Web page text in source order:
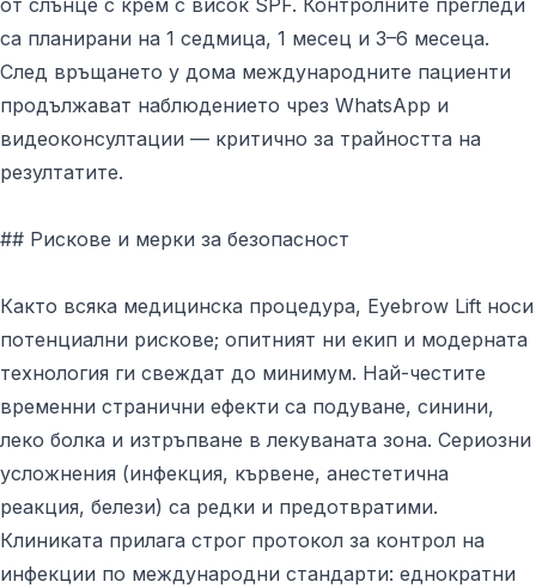
от слънце с крем с висок SPF. Контролните прегледи
са планирани на 1 седмица, 1 месец и 3–6 месеца.
След връщането у дома международните пациенти
продължават наблюдението чрез WhatsApp и
видеоконсултации — критично за трайността на
резултатите.
## Рискове и мерки за безопасност
Както всяка медицинска процедура, Eyebrow Lift носи
потенциални рискове; опитният ни екип и модерната
технология ги свеждат до минимум. Най-честите
временни странични ефекти са подуване, синини,
леко болка и изтръпване в лекуваната зона. Сериозни
усложнения (инфекция, кървене, анестетична
реакция, белези) са редки и предотвратими.
Клиниката прилага строг протокол за контрол на
инфекции по международни стандарти: еднократни